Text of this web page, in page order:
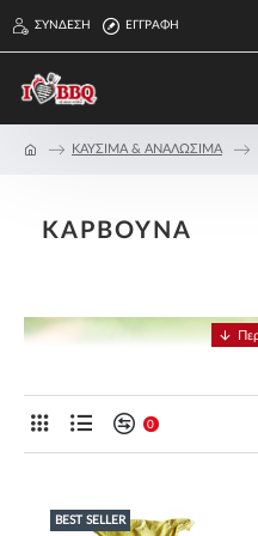
ΣΎΝΔΕΣΗ ΕΓΓΡΑΦΉ
ΚΑΥΣΙΜΑ & ΑΝΑΛΩΣΙΜΑ
ΚΑΡΒΟΥΝΑ
0
BEST SELLER